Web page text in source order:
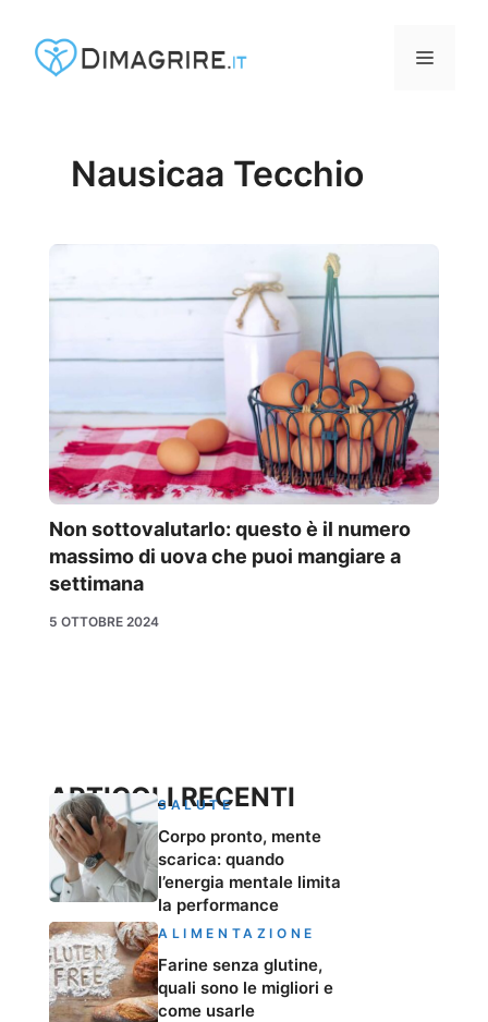
MENU
Nausicaa Tecchio
Non sottovalutarlo: questo è il numero
massimo di uova che puoi mangiare a
settimana
5 OTTOBRE 2024
ARTICOLI RECENTI
SALUTE
Corpo pronto, mente
scarica: quando
l’energia mentale limita
la performance
ALIMENTAZIONE
Farine senza glutine,
quali sono le migliori e
come usarle